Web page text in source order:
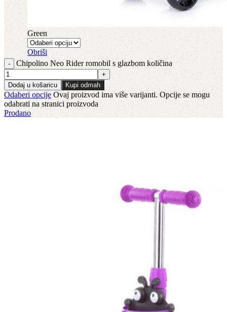
Green
Obriši
Chipolino Neo Rider romobil s glazbom količina
Dodaj u košaricu Kupi odmah
Odaberi opcije Ovaj proizvod ima više varijanti. Opcije se mogu
odabrati na stranici proizvoda
Prodano